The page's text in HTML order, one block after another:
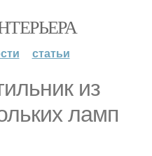
статьи
из
ламп